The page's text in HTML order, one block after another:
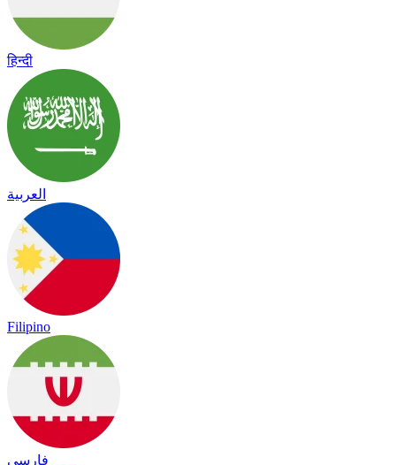
हिन्दी
العربية
Filipino
فارسی